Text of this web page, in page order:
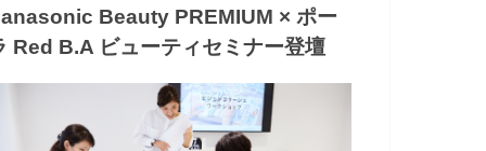
Beauty PREMIUM × ポー
Red B.A ビューティセミナー登壇